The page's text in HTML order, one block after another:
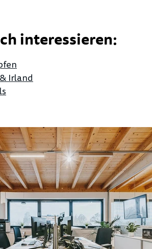
interessieren:
Irland